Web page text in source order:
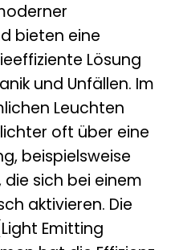
bieten eine
Lösung
und Unfällen. Im
Leuchten
oft über eine
beispielsweise
sich bei einem
aktivieren. Die
Emitting